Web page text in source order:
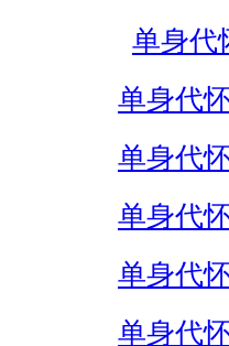
单身代
单身代
单身代
单身代
单身代
单身代